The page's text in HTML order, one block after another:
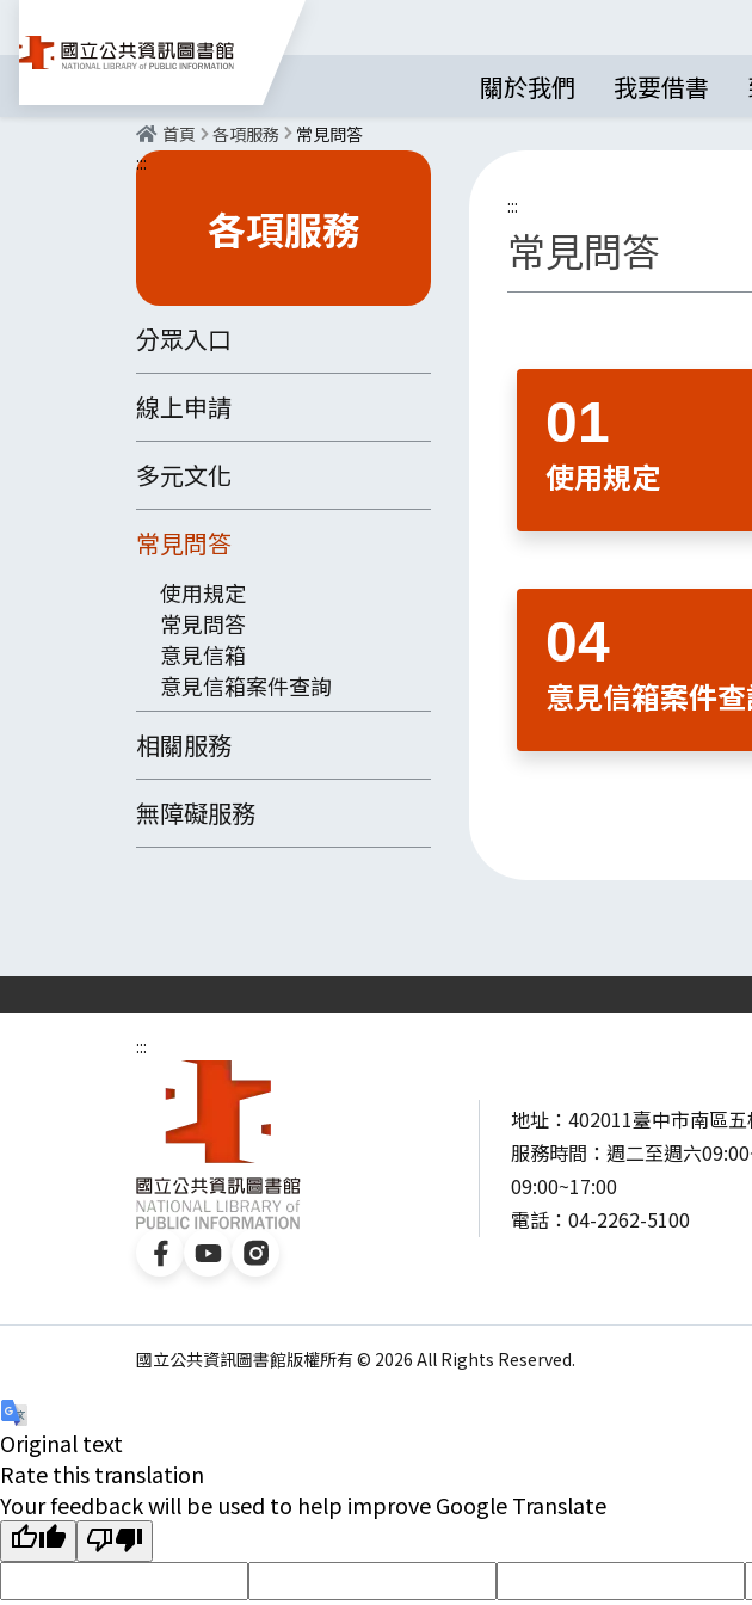
關於我們 我要借書
首頁 各項服務
常見問答
:::
各項服務
分眾入口
線上申請
多元文化
常見問答
使用規定
常見問答
意見信箱
意見信箱案件查詢
相關服務
無障礙服務
:::
常見問答
使用規定
意見信箱案件
:::
地址：402011臺中市南區
服務時間：週二至週六
09:00~17:00
電話：04-2262-5100
國立公共資訊圖書館版權所有 © 2026 All Rights Reserved.
Original text
Rate this translation
Your feedback will be used to help improve Google Translate